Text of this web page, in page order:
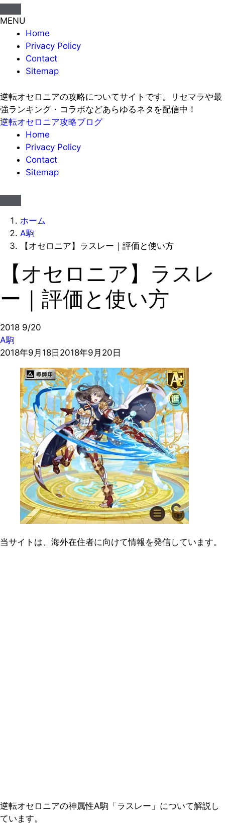
MENU
Home
Privacy Policy
Contact
Sitemap
逆転オセロニアの攻略についてサイトです。リセマラや最
強ランキング・コラボなどあらゆるネタを配信中！
逆転オセロニア攻略ブログ
Home
Privacy Policy
Contact
Sitemap
ホーム
A駒
【オセロニア】ラスレー｜評価と使い方
【オセロニア】ラスレ
ー｜評価と使い方
2018 9/20
A駒
2018年9月18日 2018年9月20日
当サイトは、海外在住者に向けて情報を発信しています。
逆転オセロニアの神属性A駒「ラスレー」について解説し
ています。